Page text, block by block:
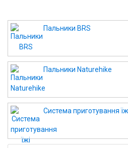
Пальники BRS
Пальники Naturehike
Система приготування